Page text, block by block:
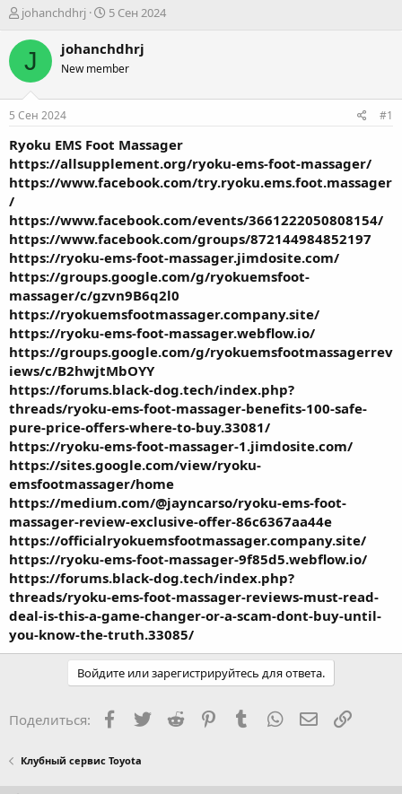
А
т
р
е
м
ы
johanchdhrj
Д
т
а
н
л
а
5 Сен 2024
J johanchdhrj
New member
5 Сен 2024 #1
Ryoku EMS Foot Massager
https://allsupplement.org/ryoku-ems-foot-massager/
https://www.facebook.com/try.ryoku.ems.foot.massager
/
https://www.facebook.com/events/3661222050808154/
https://www.facebook.com/groups/872144984852197
https://ryoku-ems-foot-massager.jimdosite.com/
https://groups.google.com/g/ryokuemsfoot-
massager/c/gzvn9B6q2l0
https://ryokuemsfootmassager.company.site/
https://ryoku-ems-foot-massager.webflow.io/
https://groups.google.com/g/ryokuemsfootmassagerrev
iews/c/B2hwjtMbOYY
https://forums.black-dog.tech/index.php?
threads/ryoku-ems-foot-massager-benefits-100-safe-
pure-price-offers-where-to-buy.33081/
https://ryoku-ems-foot-massager-1.jimdosite.com/
https://sites.google.com/view/ryoku-
emsfootmassager/home
https://medium.com/@jayncarso/ryoku-ems-foot-
massager-review-exclusive-offer-86c6367aa44e
https://officialryokuemsfootmassager.company.site/
https://ryoku-ems-foot-massager-9f85d5.webflow.io/
https://forums.black-dog.tech/index.php?
threads/ryoku-ems-foot-massager-reviews-must-read-
deal-is-this-a-game-changer-or-a-scam-dont-buy-until-
you-know-the-truth.33085/
Войдите или зарегистрируйтесь для ответа.
Поделиться: Facebook
TwitterReddit PinterestTumblr WhatsApp Ссылка
Клубный сервис Toyota